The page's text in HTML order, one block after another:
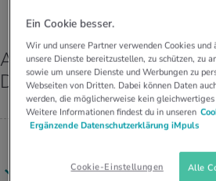
BMI berechnen
Personal Health Coaching
Mund- & Zahnpflege
Personal Health Coaching
Alle Antworten von PD Dr.
Dehnert
Was kann bei hohem
Ein Cookie besser.
Wir und unsere Partner verwenden Cookies und
unsere Dienste bereitzustellen, zu schützen, zu
sowie um unsere Dienste und Werbungen zu
Webseiten von Dritten. Dabei können Daten
werden, die möglicherweise kein gleichwertiges
Weitere Informationen findest du in unseren
Ergänzende Datenschutzerklärung iMpuls
Cookie-Einstellungen Alle